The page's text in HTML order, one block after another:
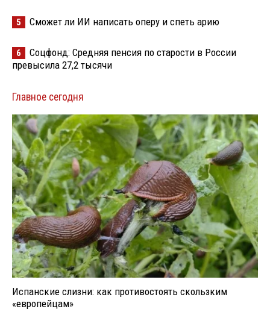
5 Сможет ли ИИ написать оперу и спеть арию
6
Соцфонд: Средняя пенсия по старости в России
превысила 27,2 тысячи
Главное сегодня
Испанские слизни: как противостоять скользким
«европейцам»